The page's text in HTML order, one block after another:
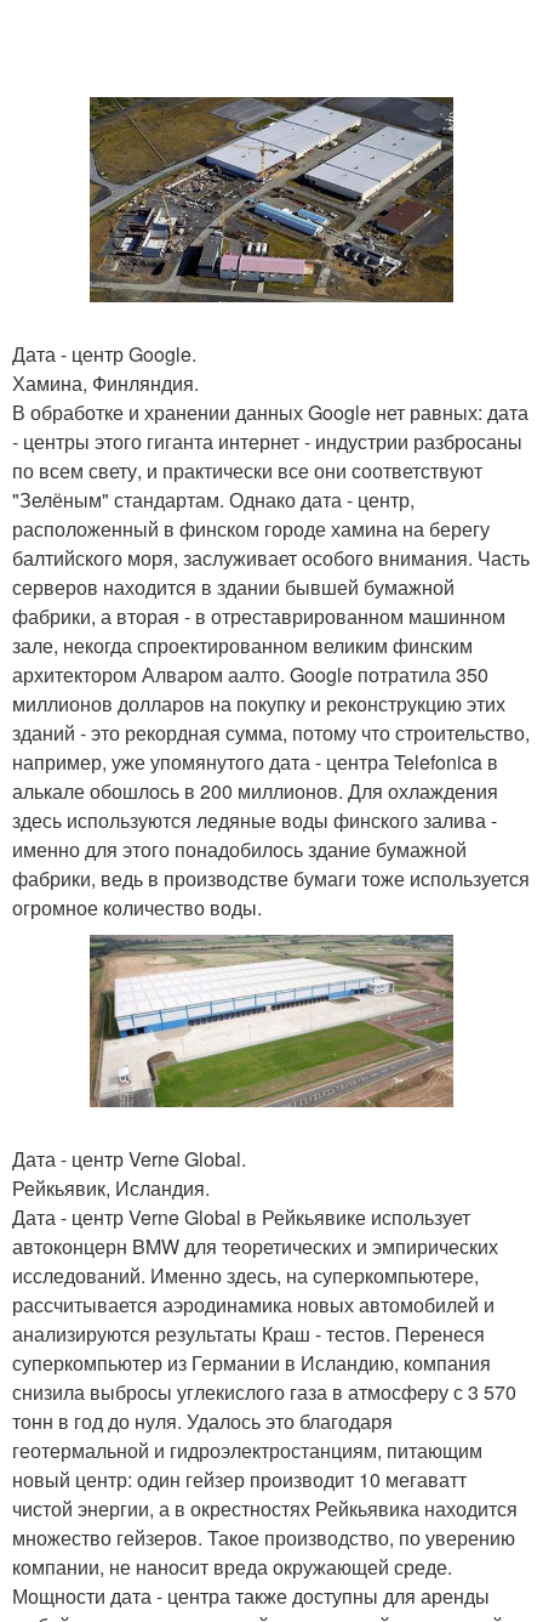
Дата - центр Google.
Хамина, Финляндия.
В обработке и хранении данных Google нет равных: дата
- центры этого гиганта интернет - индустрии разбросаны
по всем свету, и практически все они соответствуют
"Зелёным" стандартам. Однако дата - центр,
расположенный в финском городе хамина на берегу
балтийского моря, заслуживает особого внимания. Часть
серверов находится в здании бывшей бумажной
фабрики, а вторая - в отреставрированном машинном
зале, некогда спроектированном великим финским
архитектором Алваром аалто. Google потратила 350
миллионов долларов на покупку и реконструкцию этих
зданий - это рекордная сумма, потому что строительство,
например, уже упомянутого дата - центра Telefonica в
алькале обошлось в 200 миллионов. Для охлаждения
здесь используются ледяные воды финского залива -
именно для этого понадобилось здание бумажной
фабрики, ведь в производстве бумаги тоже используется
огромное количество воды.
Дата - центр Verne Global.
Рейкьявик, Исландия.
Дата - центр Verne Global в Рейкьявике использует
автоконцерн BMW для теоретических и эмпирических
исследований. Именно здесь, на суперкомпьютере,
рассчитывается аэродинамика новых автомобилей и
анализируются результаты Краш - тестов. Перенеся
суперкомпьютер из Германии в Исландию, компания
снизила выбросы углекислого газа в атмосферу с 3 570
тонн в год до нуля. Удалось это благодаря
геотермальной и гидроэлектростанциям, питающим
новый центр: один гейзер производит 10 мегаватт
чистой энергии, а в окрестностях Рейкьявика находится
множество гейзеров. Такое производство, по уверению
компании, не наносит вреда окружающей среде.
Мощности дата - центра также доступны для аренды